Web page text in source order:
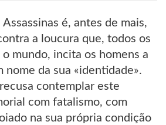
é, antes de mais,
a loucura que, todos os
mundo, incita os homens a
nome da sua «identidade».
contemplar este
com fatalismo, com
na sua própria condição